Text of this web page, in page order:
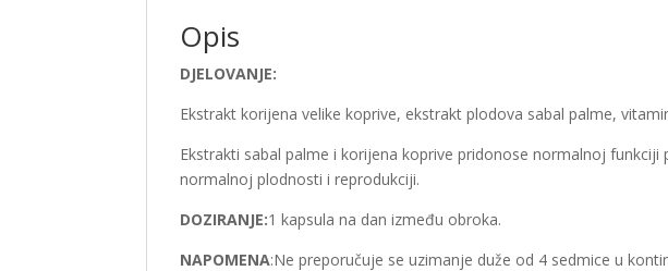
Opis
DJELOVANJE:
Ekstrakt korijena velike koprive, ekstrakt plodova sabal palme,
Ekstrakti sabal palme i korijena koprive pridonose normalnoj
normalnoj plodnosti i reprodukciji.
DOZIRANJE:1 kapsula na dan između obroka.
NAPOMENA:Ne preporučuje se uzimanje duže od 4 sedmice u